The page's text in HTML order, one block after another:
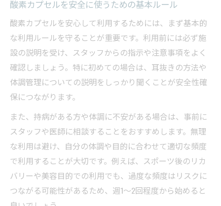
酸素カプセルを安全に使うための基本ルール
酸素カプセルを安心して利用するためには、まず基本的
な利用ルールを守ることが重要です。利用前には必ず施
設の説明を受け、スタッフからの指示や注意事項をよく
確認しましょう。特に初めての場合は、耳抜きの方法や
体調管理についての説明をしっかり聞くことが安全性確
保につながります。
また、持病がある方や体調に不安がある場合は、事前に
スタッフや医師に相談することをおすすめします。無理
な利用は避け、自分の体調や目的に合わせて適切な頻度
で利用することが大切です。例えば、スポーツ後のリカ
バリーや美容目的での利用でも、過度な頻度はリスクに
つながる可能性があるため、週1〜2回程度から始めると